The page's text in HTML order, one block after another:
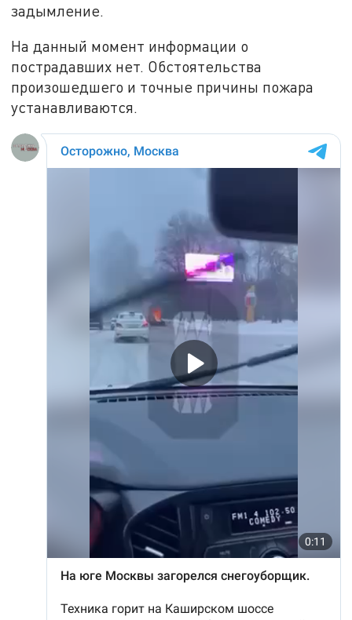
задымление.
На данный момент информации о
пострадавших нет. Обстоятельства
произошедшего и точные причины пожара
устанавливаются.